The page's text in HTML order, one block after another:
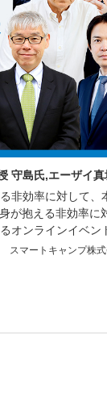
守島氏,エーザイ
非効率に対して、
が抱える非効率に
オンラインイベン
くり、業務効率
スマートキャンプ株